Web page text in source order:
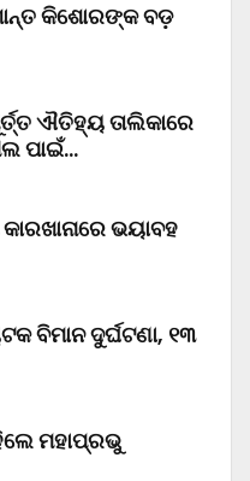
କିଶୋରଙ୍କ ବଡ଼
ଐତିହ୍ୟ ତାଲିକାରେ
ପାଇଁ…
ଭୟାବହ
ବିମାନ ଦୁର୍ଘଟଣା, ୧୩
ମହାପ୍ରଭୁ